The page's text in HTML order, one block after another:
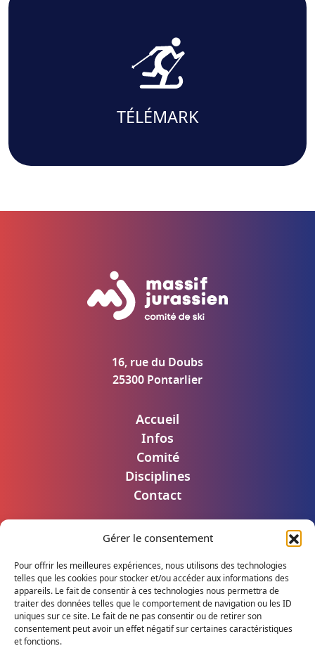
Gérer le consentement
Pour offrir les meilleures expériences, nous utilisons des technologies
telles que les cookies pour stocker et/ou accéder aux informations des
appareils. Le fait de consentir à ces technologies nous permettra de
traiter des données telles que le comportement de navigation ou les ID
uniques sur ce site. Le fait de ne pas consentir ou de retirer son
consentement peut avoir un effet négatif sur certaines caractéristiques
et fonctions.
TÉLÉMARK
16, rue du Doubs
25300 Pontarlier
Accueil
Infos
Comité
Disciplines
Contact
Mentions légales
Accès utilisateur
Suivez notre actualité